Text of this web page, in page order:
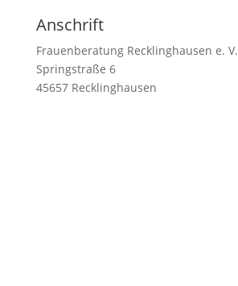
Anschrift
Frauenberatung Recklinghausen e. V.
Springstraße 6
45657 Recklinghausen